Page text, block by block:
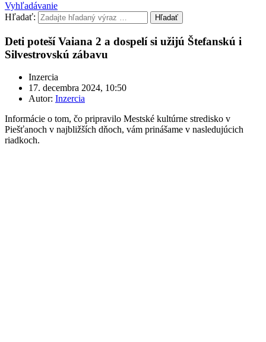
Vyhľadávanie
Hľadať:
Hľadať
Deti poteší Vaiana 2 a dospelí si užijú Štefanskú i
Silvestrovskú zábavu
Inzercia
17. decembra 2024, 10:50
Autor: Inzercia
Informácie o tom, čo pripravilo Mestské kultúrne stredisko v
Piešťanoch v najbližších dňoch, vám prinášame v nasledujúcich
riadkoch.